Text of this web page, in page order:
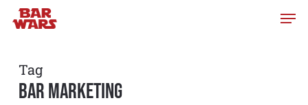
Skip
content
Tag
bar marketing